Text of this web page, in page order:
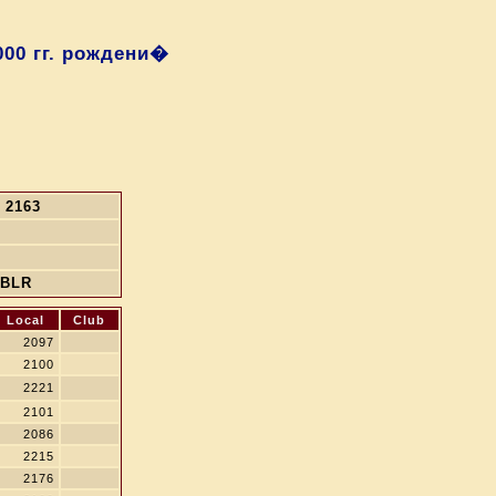
гг. рождени�
2163
BLR
Local
Club
2097
2100
2221
2101
2086
2215
2176